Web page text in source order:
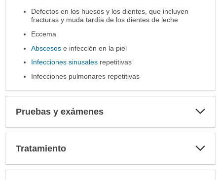
extendido.
Defectos en los huesos y los dientes, que incluyen
fracturas y muda tardía de los dientes de leche
Eccema
Abscesos e infección en la piel
Infecciones sinusales repetitivas
Infecciones pulmonares repetitivas
Pruebas y exámenes
Tratamiento